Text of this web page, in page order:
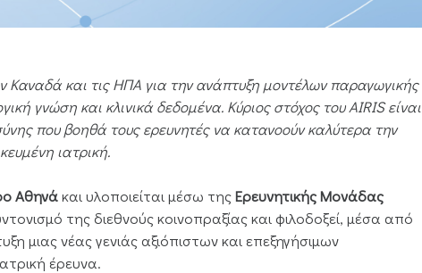
Καναδά και τις ΗΠΑ για την ανάπτυξη μοντέλων παραγωγικής
γνώση και κλινικά δεδομένα. Κύριος στόχος του AIRISείναι
που βοηθά τους ερευνητές να κατανοούν καλύτερα την
ιατρική.
Αθηνάκαι υλοποιείται μέσω τηςΕρευνητικής Μονάδας
της διεθνούς κοινοπραξίας και φιλοδοξεί, μέσα από
μιας νέας γενιάς αξιόπιστων και επεξηγήσιμων
έρευνα.